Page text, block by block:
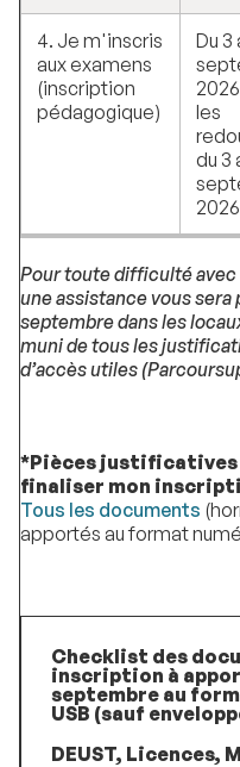
4. Je m'inscris
aux examens
(inscription
pédagogique)
Du 3
les
du 3
Pour toute difficulté
une assistance vous sera
septembre dans les
muni de tous les
d’accès utiles
*Pièces justificatives
finaliser mon
Tous les documents
apportés au format
Checklist des
inscription à
septembre au
USB (sauf
DEUST, Licences,